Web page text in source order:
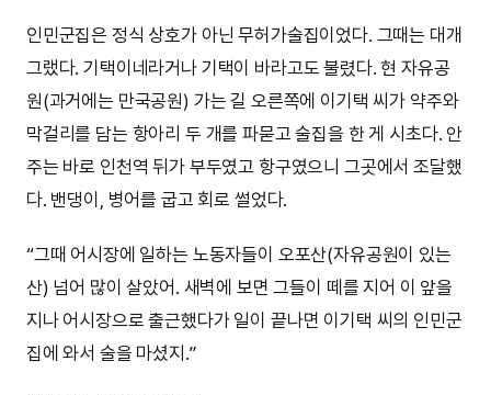
인민군집은 정식 상호가 아닌 무허가술집이었다. 그때는 대개
그랬다. 기택이네라거나 기택이 바라고도 불렸다. 현 자유공
원(과거에는 만국공원) 가는 길 오른쪽에 이기택 씨가 약주와
막걸리를 담는 항아리 두 개를 파묻고 술집을 한 게 시초다. 안
주는 바로 인천역 뒤가 부두였고 항구였으니 그곳에서 조달했
다. 밴댕이, 병어를 굽고 회로 썰었다.
“그때 어시장에 일하는 노동자들이 오포산(자유공원이 있는
산) 넘어 많이 살았어. 새벽에 보면 그들이 떼를 지어 이 앞을
지나 어시장으로 출근했다가 일이 끝나면 이기택 씨의 인민군
집에 와서 술을 마셨지.”